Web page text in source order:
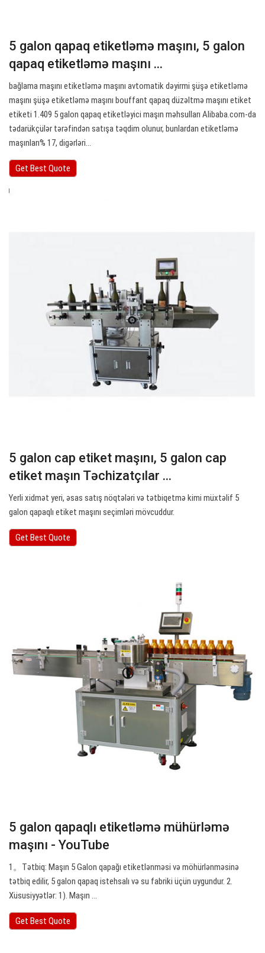
5 galon qapaq etiketləmə maşını, 5 galon
qapaq etiketləmə maşını ...
bağlama maşını etiketləmə maşını avtomatik dəyirmi şüşə etiketləmə
maşını şüşə etiketləmə maşını bouffant qapaq düzəltmə maşını etiket
etiketi 1.409 5 galon qapaq etiketləyici maşın məhsulları Alibaba.com-da
tədarükçülər tərəfindən satışa təqdim olunur, bunlardan etiketləmə
maşınları% 17, digərləri…
Get Best Quote
5 galon cap etiket maşını, 5 galon cap
etiket maşın Təchizatçılar ...
Yerli xidmət yeri, əsas satış nöqtələri və tətbiqetmə kimi müxtəlif 5
galon qapaqlı etiket maşını seçimləri mövcuddur.
Get Best Quote
5 galon qapaqlı etiketləmə mühürləmə
maşını - YouTube
1。Tətbiq: Maşın 5 Galon qapağı etiketlənməsi və möhürlənməsinə
tətbiq edilir, 5 galon qapaq istehsalı və su fabriki üçün uygundur. 2.
Xüsusiyyətlər: 1). Maşın ...
Get Best Quote